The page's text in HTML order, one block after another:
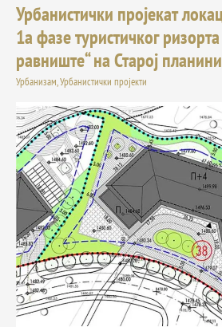
Урбанистички пројекат
1а фазе туристичког
равниште“ на Старој планини
Урбанизам,Урбанистички пројекти
Урбанистички
пројекат
локације
11
у
1а
фазе
туристичког
ризорта
„Јабучко
равниште“
на
Старој
планини